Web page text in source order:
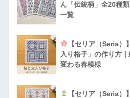
ん「伝統柄」全20種
一覧
【セリア（Seria）
入り格子」の作り方
変わる春模様
【セリア（Seria）